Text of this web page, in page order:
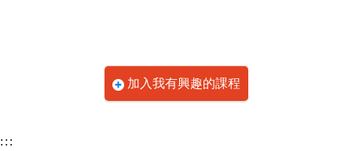
加入我有興趣的課程
:::